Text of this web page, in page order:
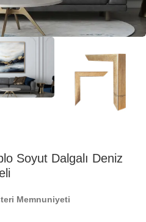
Soyut Dalgalı Deniz
Memnuniyeti